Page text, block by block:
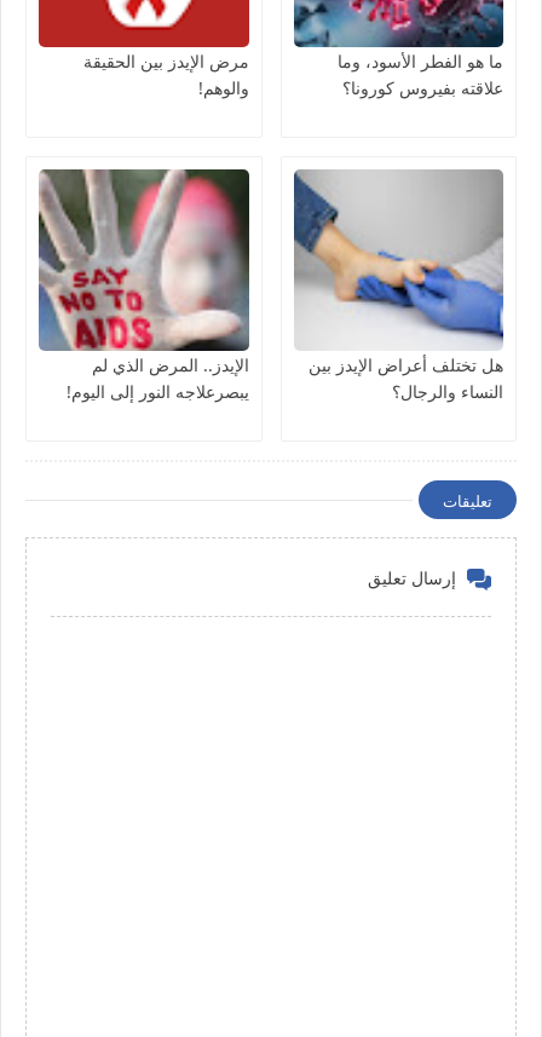
ما هو الفطر الأسود، وما
علاقته بفيروس كورونا؟
مرض الإيدز بين الحقيقة
والوهم!
هل تختلف أعراض الإيدز بين
النساء والرجال؟
الإيدز.. المرض الذي لم
يبصرعلاجه النور إلى اليوم!
تعليقات
إرسال تعليق